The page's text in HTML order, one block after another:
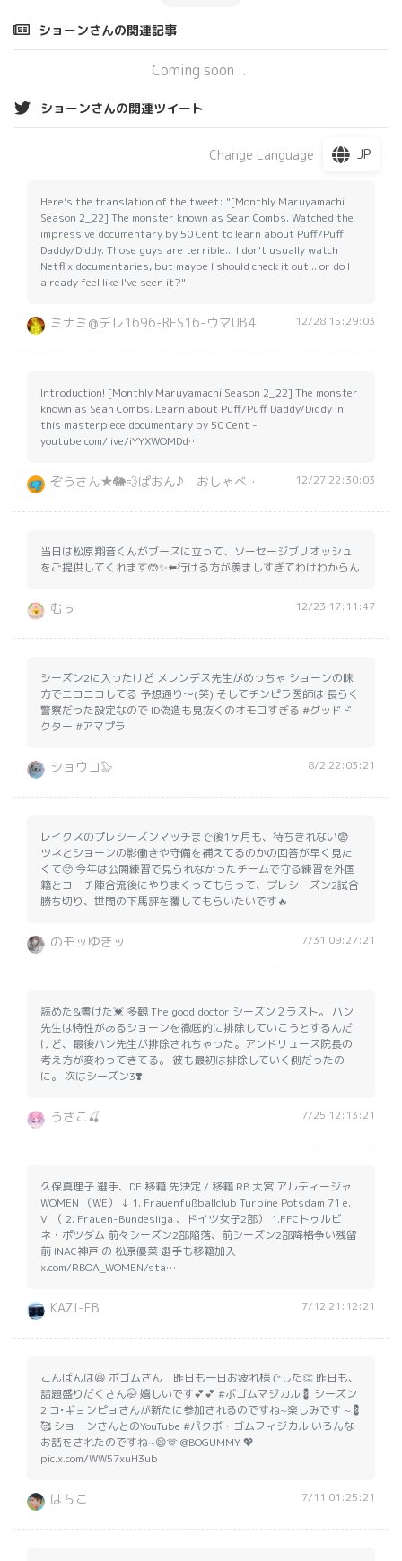
ショーンさんの関連記事
Coming soon ...
ショーンさんの関連ツイート
Change Language JP
Here’s the translation of the tweet: "[Monthly Maruyamachi
Season 2_22] The monster known as Sean Combs. Watched the
impressive documentary by 50 Cent to learn about Puff/Puff
Daddy/Diddy. Those guys are terrible... I don't usually watch
Netflix documentaries, but maybe I should check it out... or do I
already feel like I've seen it?"
ミナミ@デレ1696-RES16-ウマUB4 12/28 15:29:03
Introduction! [Monthly Maruyamachi Season 2_22] The monster
known as Sean Combs. Learn about Puff/Puff Daddy/Diddy in
this masterpiece documentary by 50 Cent -
youtube.com/live/iYYXWOMDd…
ぞうさん★🐘💨ぱおん♪ おしゃべりラジオ通信☆Messenger Radiot☆森の動物市民™ 12/27 22:30:03
当日は松原翔音くんがブースに立って、ソーセージブリオッシュ
をご提供してくれます🤲✨️⬅️行ける方が羨ましすぎてわけわからん
むぅ 12/23 17:11:47
シーズン2に入ったけど メレンデス先生がめっちゃ ショーンの味
方でニコニコしてる 予想通り〜(笑) そしてチンピラ医師は 長らく
警察だった設定なので ID偽造も見抜くのオモロすぎる #グッドド
クター #アマプラ
ショウコ🦭 8/2 22:03:21
レイクスのプレシーズンマッチまで後1ヶ月も、待ちきれない😨
ツネとショーンの影働きや守備を補えてるのかの回答が早く見た
くて🥹 今年は公開練習で見られなかったチームで守る練習を外国
籍とコーチ陣合流後にやりまくってもらって、プレシーズン2試合
勝ち切り、世間の下馬評を覆してもらいたいです🔥
のモッゆきッ 7/31 09:27:21
読めた&書けた💓 多観 The good doctor シーズン２ラスト。 ハン
先生は特性があるショーンを徹底的に排除していこうとするんだ
けど、最後ハン先生が排除されちゃった。アンドリュース院長の
考え方が変わってきてる。 彼も最初は排除していく側だったの
に。 次はシーズン3❣️
うさこ🍒 7/25 12:13:21
久保真理子 選手、DF 移籍 先決定 / 移籍 RB 大宮 アルディージャ
WOMEN （WE） ↓ 1. Frauenfußballclub Turbine Potsdam 71 e.
V. （ 2. Frauen-Bundesliga 、ドイツ女子2部） 1.FFCトゥルビ
ネ・ポツダム 前々シーズン2部陥落、前シーズン2部降格争い残留
前 INAC神戸 の 松原優菜 選手も移籍加入
x.com/RBOA_WOMEN/sta…
KAZI-FB 7/12 21:12:21
こんばんは😃 ボゴムさん 昨日も一日お疲れ様でした👏 昨日も、
話題盛りだくさん🤭 嬉しいです💕💕 #ボゴムマジカル💈 シーズン
2 コ•ギョンピョさんが新たに参加されるのですね~楽しみです ~💈
🥰 ショーンさんとのYouTube #パクボ・ゴムフィジカル いろんな
お話をされたのですね~😄🫶 @BOGUMMY 💖
pic.x.com/WW57xuH3ub
はちこ 7/11 01:25:21